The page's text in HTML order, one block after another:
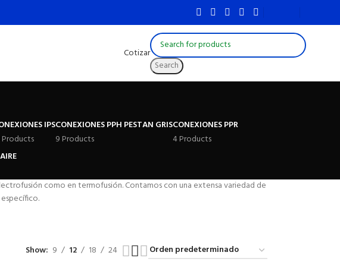
Cotizar
Search
IPS
Products
CONEXIONES PPH PESTAN GRIS
9 Products
CONEXIONES PPR
4 Products
como en termofusión. Contamos con una extensa variedad de
Show 9 12 18 24